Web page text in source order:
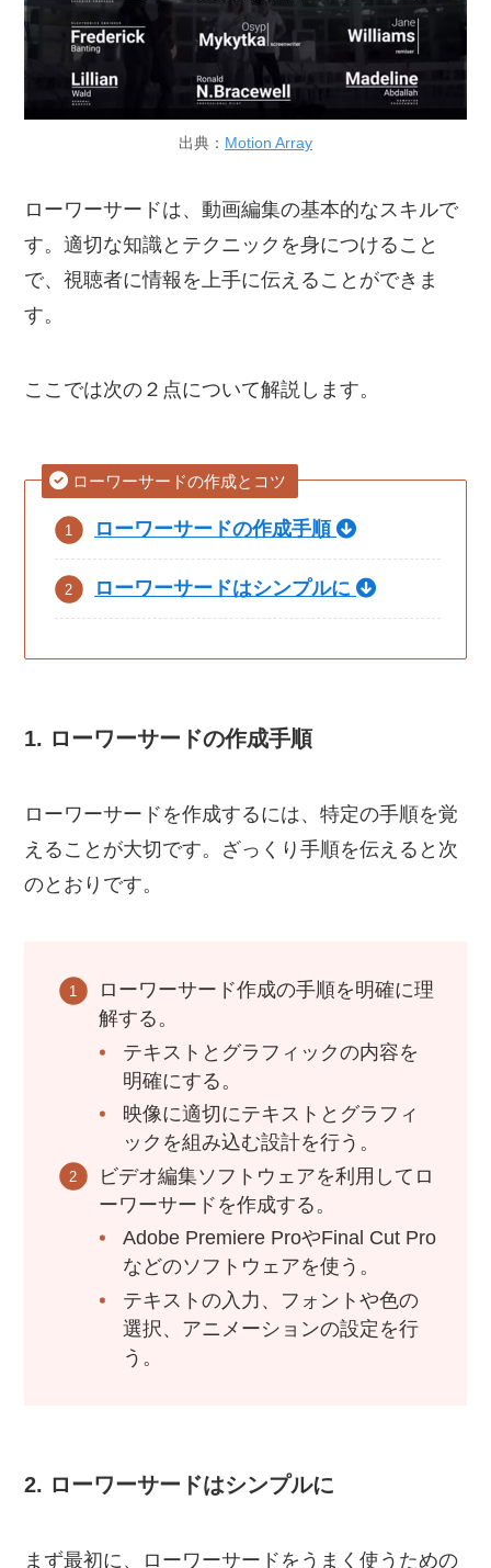
出典： Motion Array
ローワーサードは、動画編集の基本的なスキルで
す。適切な知識とテクニックを身につけること
で、視聴者に情報を上手に伝えることができま
す。
ここでは次の２点について解説します。
ローワーサードの作成とコツ
ローワーサードの作成手順
ローワーサードはシンプルに
1. ローワーサードの作成手順
ローワーサードを作成するには、特定の手順を覚
えることが大切です。ざっくり手順を伝えると次
のとおりです。
ローワーサード作成の手順を明確に理
解する。
テキストとグラフィックの内容を
明確にする。
映像に適切にテキストとグラフィ
ックを組み込む設計を行う。
ビデオ編集ソフトウェアを利用してロ
ーワーサードを作成する。
Adobe Premiere ProやFinal Cut Pro
などのソフトウェアを使う。
テキストの入力、フォントや色の
選択、アニメーションの設定を行
う。
2. ローワーサードはシンプルに
まず最初に、ローワーサードをうまく使うための